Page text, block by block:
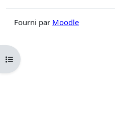
Ouvrir l’index du cours
Fourni par Moodle